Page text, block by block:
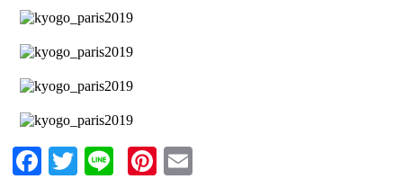
Facebook
Twitter
Line Pinterest